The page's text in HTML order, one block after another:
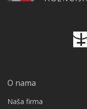
O nama
Naša firma